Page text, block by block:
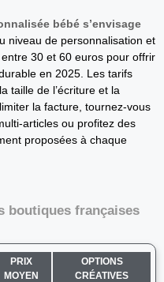
bébé s’envisage
niveau de personnalisation et
30 et 60 euros pour offrir
en 2025. Les tarifs
taille de l’écriture et la
la facture, tournez-vous
articles ou profitez des
proposées à chaque
boutiques françaises
PRIX
MOYEN
OPTIONS
CRÉATIVES